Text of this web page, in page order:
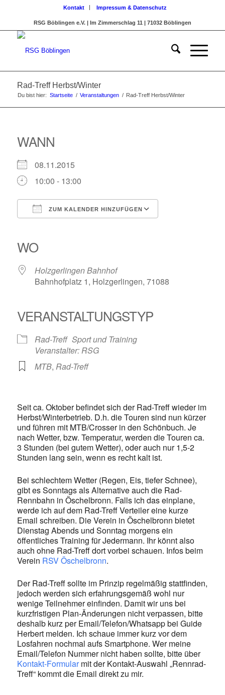
Kontakt Impressum & Datenschutz
RSG Böblingen e.V. | Im Zimmerschlag 11 | 71032 Böblingen
Rad-Treff Herbst/Winter
Du bist hier: Startseite / Veranstaltungen / Rad-Treff Herbst/Winter
WANN
08.11.2015
10:00 - 13:00
ZUM KALENDER HINZUFÜGEN
WO
Holzgerlingen Bahnhof
Bahnhofplatz 1, Holzgerlingen, 71088
VERANSTALTUNGSTYP
Rad-Treff Sport und Training
Veranstalter: RSG
MTB, Rad-Treff
Seit ca. Oktober befindet sich der Rad-Treff wieder im
Herbst/Winterbetrieb. D.h. die Touren sind nun kürzer
und führen mit MTB/Crosser in den Schönbuch. Je
nach Wetter, bzw. Temperatur, werden die Touren ca.
3 Stunden (bei gutem Wetter), oder auch nur 1,5-2
Stunden lang sein, wenn es recht kalt ist.
Bei schlechtem Wetter (Regen, Eis, tiefer Schnee),
gibt es Sonntags als Alternative auch die Rad-
Rennbahn in Öschelbronn. Falls ich das einplane,
werde ich auf dem Rad-Treff Verteiler eine kurze
Email schreiben. Die Verein in Öschelbronn bietet
Dienstag Abends und Sonntag morgens ein
öffentliches Training für Jedermann. Ihr könnt also
auch ohne Rad-Treff dort vorbei schauen. Infos beim
Verein RSV Öschelbronn.
Der Rad-Treff sollte im Prinzip regelmäßig stattfinden,
jedoch werden sich erfahrungsgemäß wohl nur
wenige Teilnehmer einfinden. Damit wir uns bei
kurzfristigen Plan-Änderungen nicht verpassen, bitte
deshalb kurz per Email/Telefon/Whatsapp bei Guide
Herbert melden. Ich schaue immer kurz vor dem
Losfahren nochmal aufs Smartphone. Wer meine
Email/Telefon Nummer nicht haben sollte, bitte über
Kontakt-Formularmit der Kontakt-Auswahl „Rennrad-
Treff“ kommt die Email direkt zu mir.